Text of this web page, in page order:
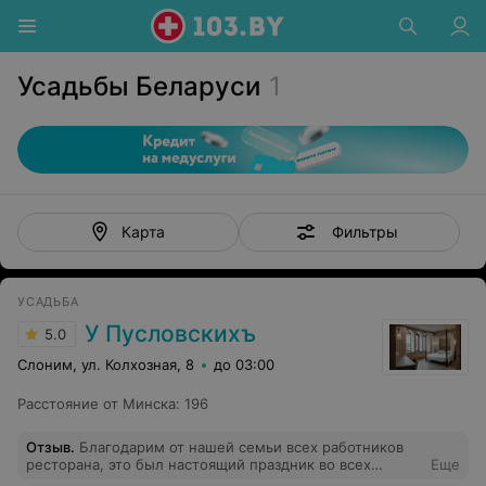
Усадьбы Беларуси 1
Карта Фильтры
УСАДЬБА
5.0 У Пусловскихъ
Слоним, ул. Колхозная, 8 до 03:00
Расстояние от Минска: 196
Отзыв. Благодарим от нашей семьи всех работников
ресторана, это был настоящий праздник во всех
Еще